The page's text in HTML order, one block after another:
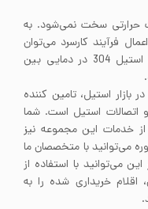
عملیات حرارتی سخت نمی‌شود. به
304 را تنها با اعمال فرآیند کارسرد می‌توان
بهبود بخشید. عملیات حرارتی آنیل برای استیل 304 در دمایی بین
استیل، تامین کننده
و اتصالات استیل است. شما
خدمات این مجموعه نیز
می‌توانید با متخصصان ما
می‌توانید با استفاده از
خریداری شده را به